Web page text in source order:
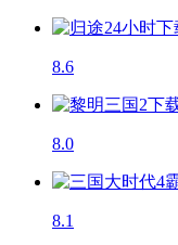
8.6
8.0
8.1